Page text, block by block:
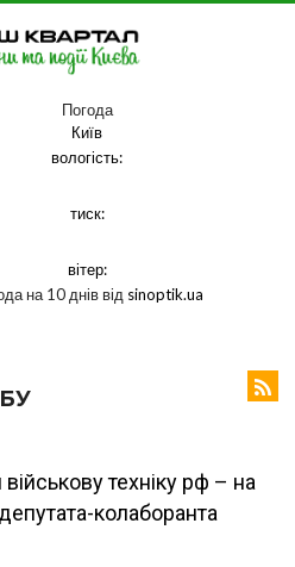
Погода
Київ
вологість:
тиск:
вітер:
на 10 днів від sinoptik.ua
техніку рф – на
колаборанта